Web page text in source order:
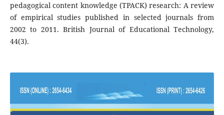
pedagogical content knowledge (TPACK) research: A review
of empirical studies published in selected journals from
2002 to 2011. British Journal of Educational Technology,
44(3).